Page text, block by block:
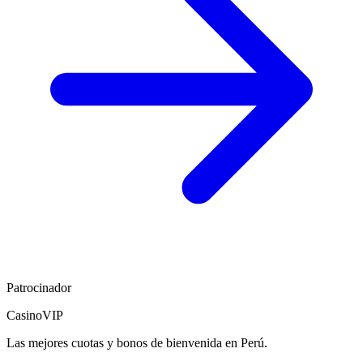
Patrocinador
CasinoVIP
Las mejores cuotas y bonos de bienvenida en Perú.